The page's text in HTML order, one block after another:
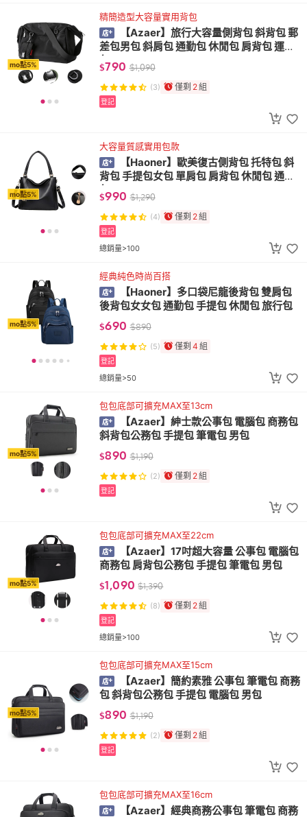
mo點5%
精簡造型大容量實用背包
【Azaer】旅行大容量側背包 斜背包 郵
差包男包 斜肩包 通勤包 休閒包 肩背包 運動
包
$790 $1,090
(3) 僅剩 2組
登記
mo點5%
大容量質感實用包款
【Haoner】歐美復古側背包 托特包 斜
背包 手提包女包 單肩包 肩背包 休閒包 通勤
包
$990 $1,290
(4) 僅剩 2組
總銷量>100
登記
mo點5%
經典純色時尚百搭
【Haoner】多口袋尼龍後背包 雙肩包
後背包女女包 通勤包 手提包 休閒包 旅行包
$690 $890
(5) 僅剩 4 組
總銷量>50
登記
mo點5%
包包底部可擴充MAX至13cm
【Azaer】紳士款公事包 電腦包 商務包
斜背包公務包 手提包 筆電包 男包
$890 $1,190
(2) 僅剩 2組
登記
mo點5%
包包底部可擴充MAX至22cm
【Azaer】17吋超大容量 公事包 電腦包
商務包 肩背包公務包 手提包 筆電包 男包
$1,090 $1,390
(8) 僅剩 2組
總銷量>100
登記
mo點5%
包包底部可擴充MAX至15cm
【Azaer】簡約素雅 公事包 筆電包 商務
包 斜背包公務包 手提包 電腦包 男包
$890 $1,190
(2) 僅剩 2組
登記
包包底部可擴充MAX至16cm
【Azaer】經典商務公事包 筆電包 商務